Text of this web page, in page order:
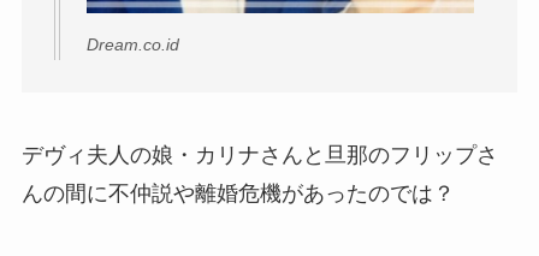
Dream.co.id
デヴィ夫人の娘・カリナさんと旦那のフリップさ
んの間に不仲説や離婚危機があったのでは？